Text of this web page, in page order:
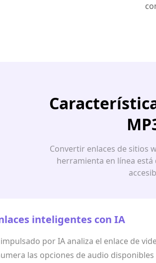
Convertir enlaces de sitios
herramienta en línea está
inteligentes con IA
por IA analiza el enlace de
las opciones de audio disponibles